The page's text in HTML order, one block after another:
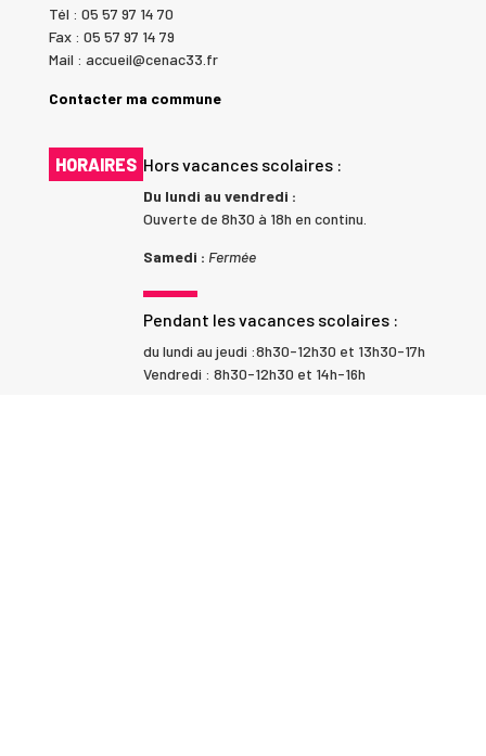
Tél : 05 57 97 14 70
Fax : 05 57 97 14 79
Mail : accueil@cenac33.fr
Contacter ma commune
HORAIRES Hors vacances scolaires :
Du lundi au vendredi :
Ouverte de 8h30 à 18h en continu.
Samedi : Fermée
Pendant les vacances scolaires :
du lundi au jeudi :8h30-12h30 et 13h30-17h
Vendredi : 8h30-12h30 et 14h-16h